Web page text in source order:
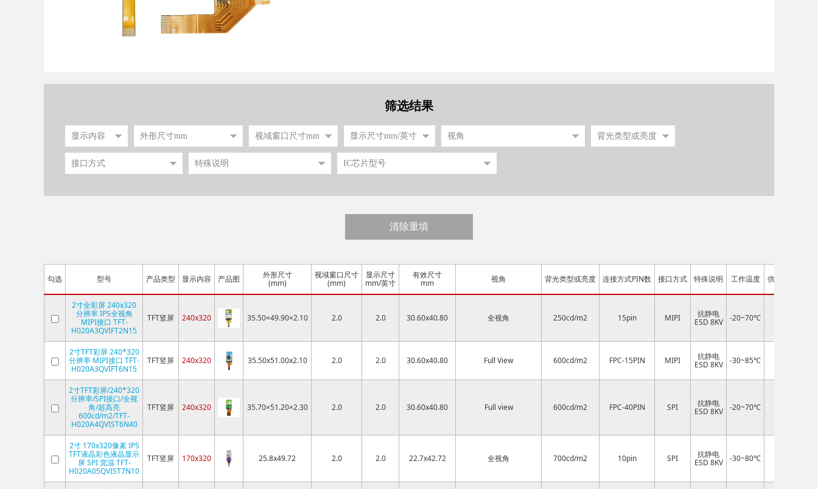
筛选结果
清除重填
勾选 型号 产品类型 显示内容 产品图
外形尺寸
(mm)
视域窗口尺寸
(mm)
显示尺寸
mm/英寸
有效尺寸
mm
视角 背光类型或亮度 连接方式PIN数 接口方式 特殊说明 工作温度 供电电压
2寸全彩屏 240x320
分辨率 IPS全视角
MIPI接口 TFT-
H020A3QVIFT2N15
TFT竖屏 240x320 35.50×49.90×2.10 2.0 2.0 30.60x40.80 全视角 250cd/m2 15pin MIPI
抗静电
ESD 8KV
-20~70℃
2寸TFT彩屏 240*320
分辨率 MIPI接口 TFT-
H020A3QVIFT6N15
TFT竖屏 240x320 35.50x51.00x2.10 2.0 2.0 30.60x40.80 Full View 600cd/m2 FPC-15PIN MIPI
抗静电
ESD 8KV
-30~85℃
2寸TFT彩屏/240*320
分辨率/SPI接口/全视
角/超高亮
600cd/m2/TFT-
H020A4QVIST6N40
TFT竖屏 240x320 35.70×51.20×2.30 2.0 2.0 30.60x40.80 Full view 600cd/m2 FPC-40PIN SPI
抗静电
ESD 8KV
-20~70℃
2寸 170x320像素 IPS
TFT液晶彩色液晶显示
屏 SPI 宽温 TFT-
H020A05QVIST7N10
TFT竖屏 170x320 25.8x49.72 2.0 2.0 22.7x42.72 全视角 700cd/m2 10pin SPI
抗静电
ESD 8KV
-30~80℃